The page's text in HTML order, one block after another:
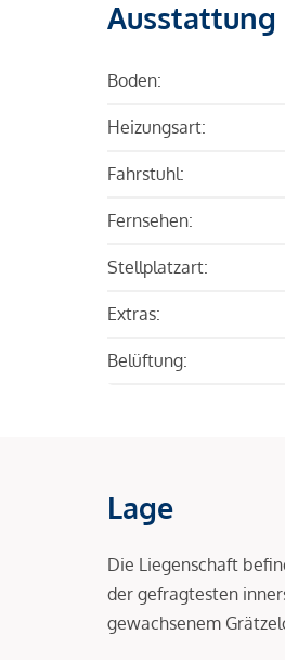
Ausstattung
Boden:
Heizungsart:
Fahrstuhl:
Fernsehen:
Stellplatzart:
Extras:
Belüftung:
Lage
Die Liegenschaft
der gefragtesten
gewachsenem